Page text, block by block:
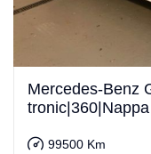
Mercedes-Benz
tronic|360|Nappa
99500 Km